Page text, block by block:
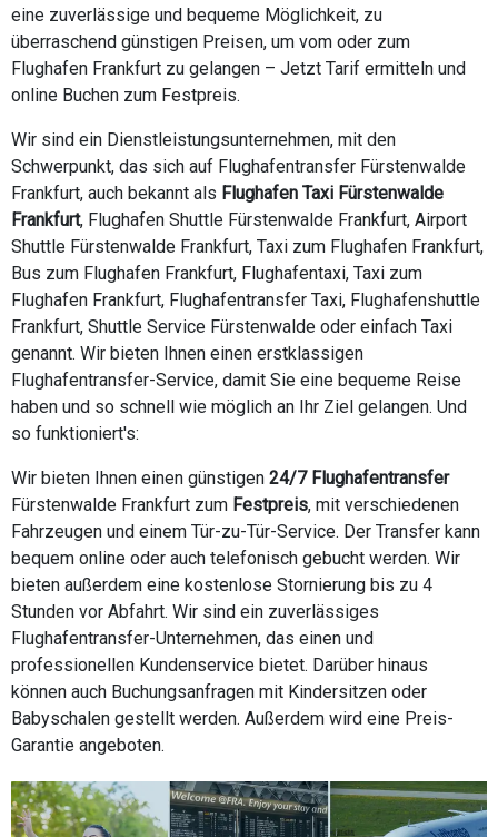
eine zuverlässige und bequeme Möglichkeit, zu
überraschend günstigen Preisen, um vom oder zum
Flughafen Frankfurt zu gelangen – Jetzt Tarif ermitteln und
online Buchen zum Festpreis.
Wir sind ein Dienstleistungsunternehmen, mit den
Schwerpunkt, das sich auf Flughafentransfer Fürstenwalde
Frankfurt, auch bekannt als Flughafen Taxi Fürstenwalde
Frankfurt, Flughafen Shuttle Fürstenwalde Frankfurt, Airport
Shuttle Fürstenwalde Frankfurt, Taxi zum Flughafen Frankfurt,
Bus zum Flughafen Frankfurt, Flughafentaxi, Taxi zum
Flughafen Frankfurt, Flughafentransfer Taxi, Flughafenshuttle
Frankfurt, Shuttle Service Fürstenwalde oder einfach Taxi
genannt. Wir bieten Ihnen einen erstklassigen
Flughafentransfer-Service, damit Sie eine bequeme Reise
haben und so schnell wie möglich an Ihr Ziel gelangen. Und
so funktioniert's:
Wir bieten Ihnen einen günstigen 24/7 Flughafentransfer
Fürstenwalde Frankfurt zum Festpreis, mit verschiedenen
Fahrzeugen und einem Tür-zu-Tür-Service. Der Transfer kann
bequem online oder auch telefonisch gebucht werden. Wir
bieten außerdem eine kostenlose Stornierung bis zu 4
Stunden vor Abfahrt. Wir sind ein zuverlässiges
Flughafentransfer-Unternehmen, das einen und
professionellen Kundenservice bietet. Darüber hinaus
können auch Buchungsanfragen mit Kindersitzen oder
Babyschalen gestellt werden. Außerdem wird eine Preis-
Garantie angeboten.